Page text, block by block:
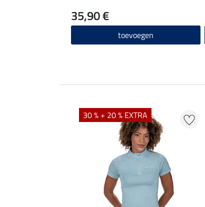
35,90 €
toevoegen
30 % + 20 % EXTRA